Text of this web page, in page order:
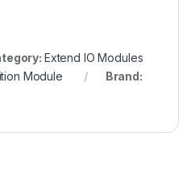
Extend IO Modules
Module
Brand: